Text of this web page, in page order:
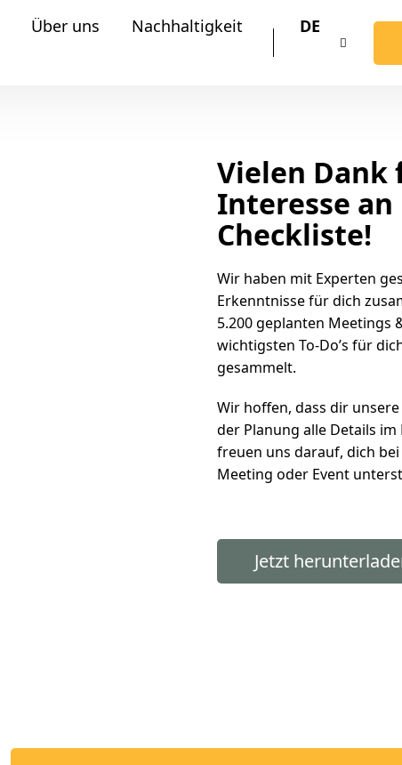
Über uns Nachhaltigkeit DE
Vielen Dank
Interesse
Checkliste!
Wir haben mit Experten
Erkenntnisse für dich
5.200 geplanten Meetings
wichtigsten To-Do’s für
gesammelt.
Wir hoffen, dass dir
der Planung alle Details
freuen uns darauf, dich
Meeting oder Event
Jetzt